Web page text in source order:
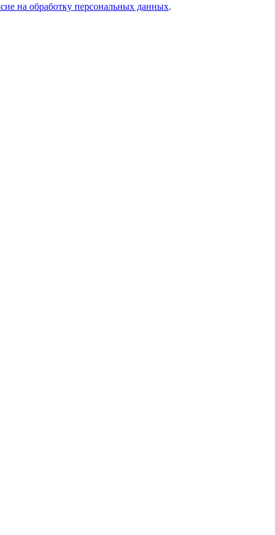
на обработку персональных данных.